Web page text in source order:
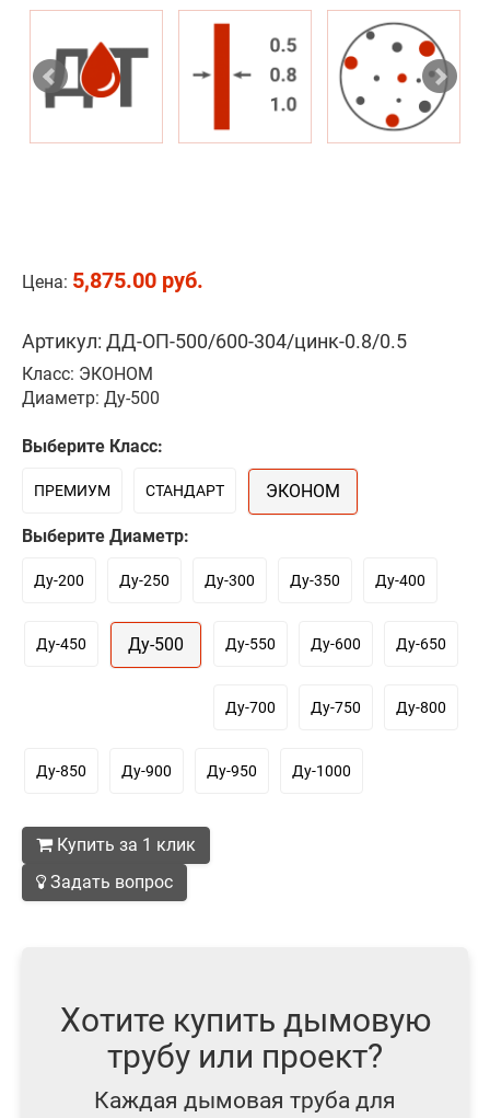
Цена: 5,875.00 руб.
Артикул: ДД-ОП-500/600-304/цинк-0.8/0.5
Класс: ЭКОНОМ
Диаметр: Ду-500
Выберите Класс:
ПРЕМИУМ СТАНДАРТ ЭКОНОМ
Выберите Диаметр:
Ду-200 Ду-250 Ду-300 Ду-350 Ду-400
Ду-450 Ду-500 Ду-550 Ду-600 Ду-650
Ду-700 Ду-750 Ду-800
Ду-850 Ду-900 Ду-950 Ду-1000
Купить за 1 клик
Задать вопрос
Хотите купить дымовую
трубу или проект?
Каждая дымовая труба для